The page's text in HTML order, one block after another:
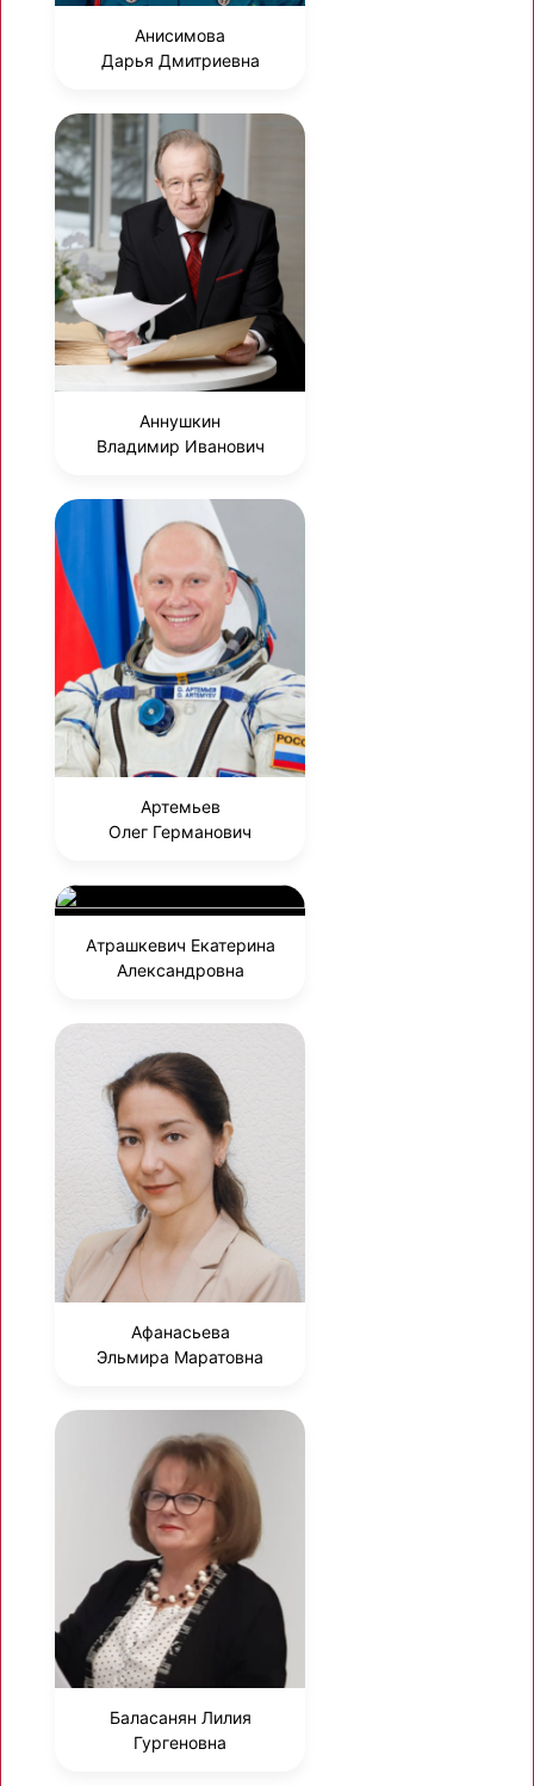
Анисимова
Дарья Дмитриевна
Аннушкин
Владимир Иванович
Артемьев
Олег Германович
Атрашкевич Екатерина
Александровна
Афанасьева
Эльмира Маратовна
Баласанян Лилия
Гургеновна